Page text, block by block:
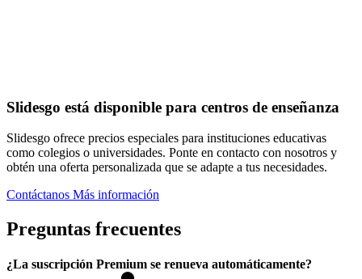
Slidesgo está disponible para centros de enseñanza
Slidesgo ofrece precios especiales para instituciones educativas
como colegios o universidades. Ponte en contacto con nosotros y
obtén una oferta personalizada que se adapte a tus necesidades.
Contáctanos Más información
Preguntas frecuentes
¿La suscripción Premium se renueva automáticamente?